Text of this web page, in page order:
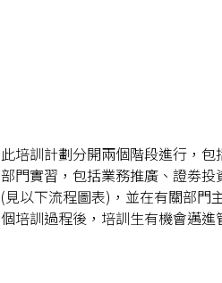
此培訓計劃分開兩個階段進行，
部門實習，包括業務推廣、證劵
(見以下流程圖表)，並在有關部門
個培訓過程後，培訓生有機會邁